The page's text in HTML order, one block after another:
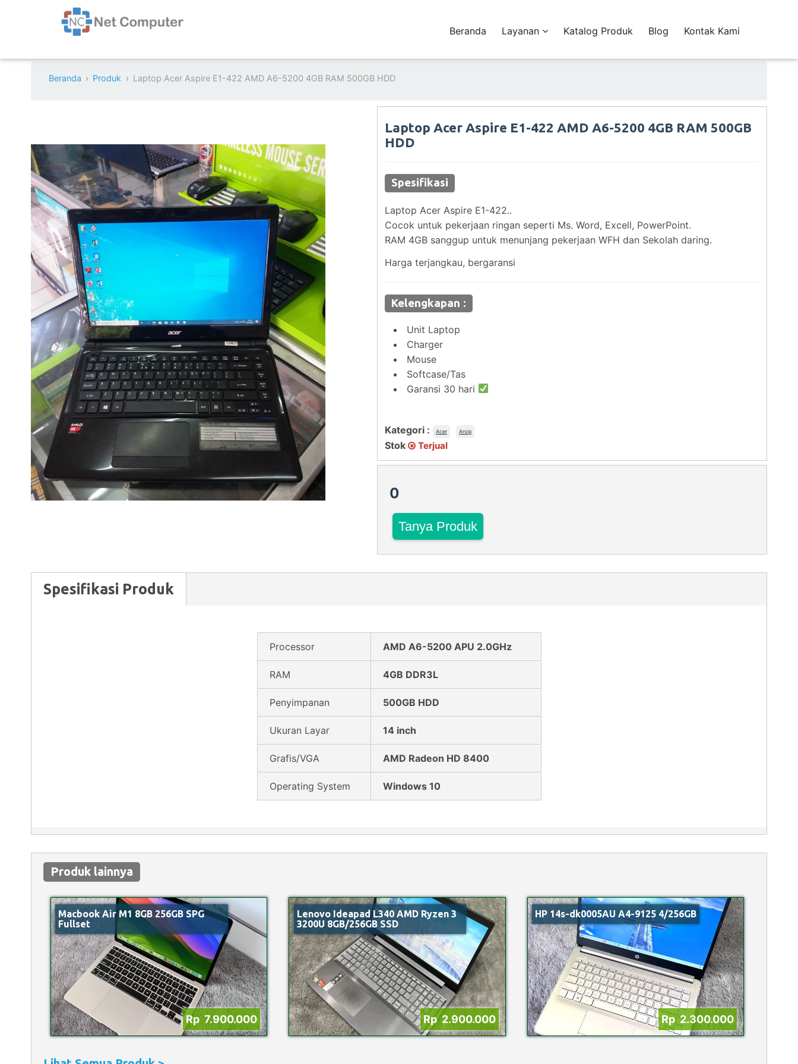
Beranda Layanan Katalog Produk Blog Kontak Kami
Beranda Produk Laptop Acer Aspire E1-422 AMD A6-5200 4GB RAM 500GB HDD
Laptop Acer Aspire E1-422 AMD A6-5200 4GB RAM 500GB
HDD
Spesifikasi
Laptop Acer Aspire E1-422..
Cocok untuk pekerjaan ringan seperti Ms. Word, Excell, PowerPoint.
RAM 4GB sanggup untuk menunjang pekerjaan WFH dan Sekolah daring.
Harga terjangkau, bergaransi
Kelengkapan :
Unit Laptop
Charger
Mouse
Softcase/Tas
Garansi 30 hari
Kategori : Acer Arsip
Stok Terjual
0
Tanya Produk
Spesifikasi Produk
Processor AMD A6-5200 APU 2.0GHz
RAM 4GB DDR3L
Penyimpanan 500GB HDD
Ukuran Layar 14 inch
Grafis/VGA AMD Radeon HD 8400
Operating System Windows 10
Produk lainnya
Macbook Air M1 8GB 256GB SPG
Fullset
Rp 7.900.000
Lenovo Ideapad L340 AMD Ryzen 3
3200U 8GB/256GB SSD
Rp 2.900.000
HP 14s-dk0005AU A4-9125 4/256GB
Rp 2.300.000